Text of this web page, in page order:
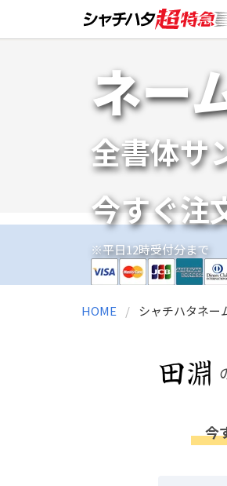
ネー
全書体サ
今すぐ注
※平日12時受付分まで
HOME シャチハタネー
今